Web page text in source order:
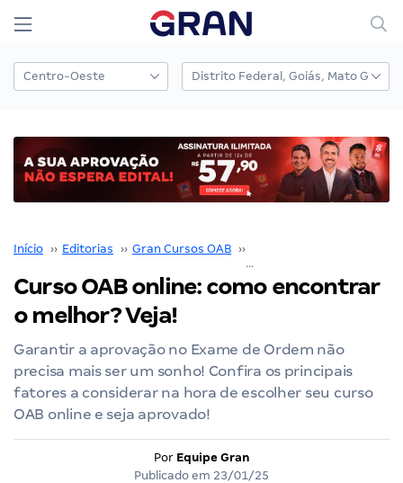
Início ›› Editorias ›› Gran Cursos OAB ››
Curso OAB online: como encontrar
o melhor? Veja!
Garantir a aprovação no Exame de Ordem não
precisa mais ser um sonho! Confira os principais
fatores a considerar na hora de escolher seu curso
OAB online e seja aprovado!
Por Equipe Gran
Publicado em 23/01/25